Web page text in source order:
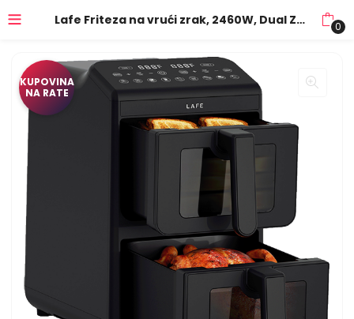
Lafe Friteza na vrući zrak, 2460W, Dual Zone, zapremina 10 lit. – Air Dual Fry 10 L 0
KUPOVINA
NA RATE